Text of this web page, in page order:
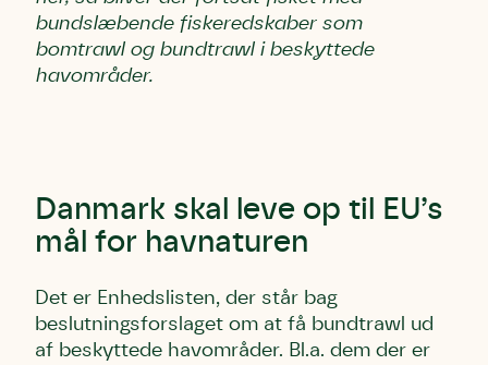
bundslæbende fiskeredskaber som
bomtrawl og bundtrawl i beskyttede
havområder.
Danmark skal leve op til EU’s
mål for havnaturen
Det er Enhedslisten, der står bag
beslutningsforslaget om at få bundtrawl ud
af beskyttede havområder. Bl.a. dem der er